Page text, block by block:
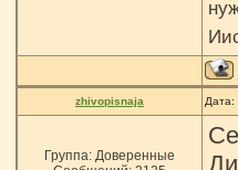
zhivopisnaja
Группа: Доверенные